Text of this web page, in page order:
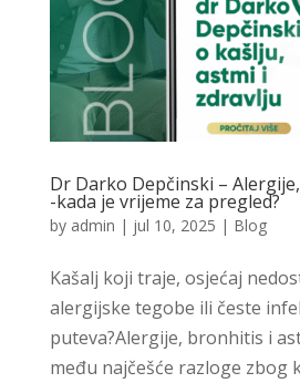
Dr Darko Depčinski –
-kada je vrijeme za pregled?
by admin | jul 10, 2025 | Blog
Kašalj koji traje, osjećaj
alergijske tegobe ili česte
puteva?Alergije, bronhitis i
među najčešće razloge zbog